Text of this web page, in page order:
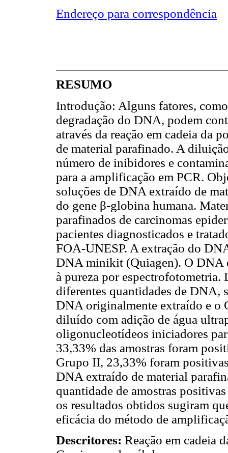
Endereço para correspondência
RESUMO
Introdução: Alguns fatores,
degradação do DNA, podem
através da reação em cadeia da
de material parafinado. A
número de inibidores e
para a amplificação em PCR.
soluções de DNA extraído de
do gene β-globina humana.
parafinados de carcinomas
pacientes diagnosticados e
FOA-UNESP. A extração do
DNA minikit (Quiagen). O DNA
à pureza por
diferentes quantidades de
DNA originalmente extraído e o
diluído com adição de água
oligonucleotídeos iniciadores
33,33% das amostras foram
Grupo II, 23,33% foram
DNA extraído de material
quantidade de amostras
os resultados obtidos sugiram
eficácia do método de
Descritores: Reação em cadeia